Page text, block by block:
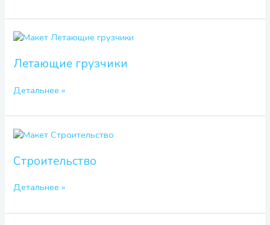
Летающие грузчики
Летающие
Детальнее »
Строительство
Строительство
Детальнее »